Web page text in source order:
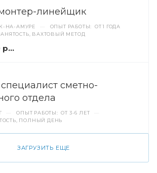
линейщик
НА-АМУРЕ
ОПЫТ РАБОТЫ: ОТ 1 ГОДА
ВАХТОВЫЙ МЕТОД
от 80 000 руб.
сметно-
отдела
ОПЫТ РАБОТЫ: ОТ 3-6 ЛЕТ
ПОЛНЫЙ ДЕНЬ
ЗАГРУЗИТЬ ЕЩЕ